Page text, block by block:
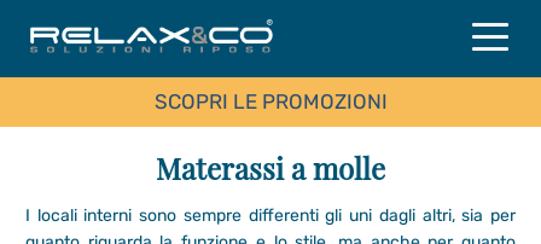
SCOPRI LE PROMOZIONI
Materassi a molle
I locali interni sono sempre differenti gli uni dagli altri, sia per